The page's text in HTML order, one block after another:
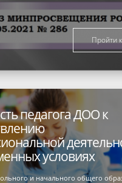
Пройти
педагога ДОО к
условиях
и начального общего